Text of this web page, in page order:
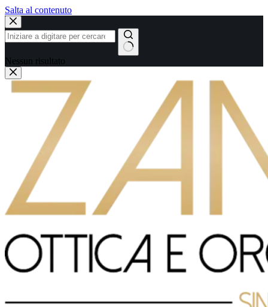
Salta al contenuto
Nessun risultato